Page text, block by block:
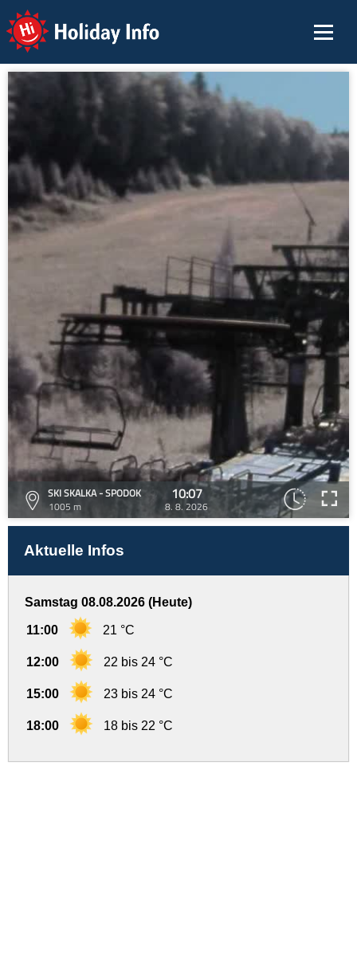
Holiday Info
SKI SKALKA - SPODOK
1005 m
10:07
8. 8. 2026
Aktuelle Infos
Samstag 08.08.2026 (Heute)
11:00 21 °C
12:00 22 bis 24 °C
15:00 23 bis 24 °C
18:00 18 bis 22 °C